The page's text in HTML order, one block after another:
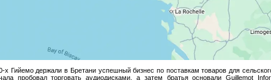
х Гийемо держали в Бретани успешный бизнес по поставкам товаров для
пробовал торговать аудиодисками, а затем братья основали Guillemot